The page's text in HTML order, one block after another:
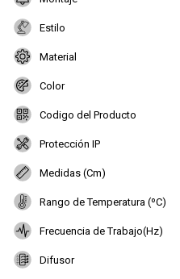
Estilo
Material
Color
Codigo del Producto
Protección IP
Medidas (Cm)
Rango de Temperatura (ºC)
Frecuencia de Trabajo(Hz)
Difusor